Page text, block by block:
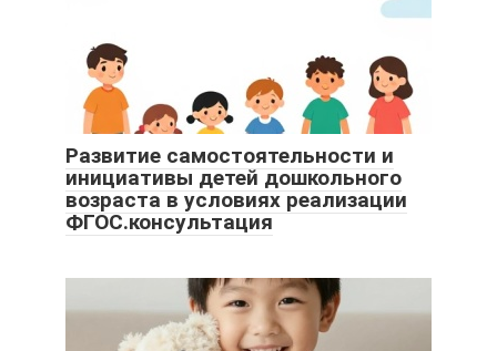
Развитие самостоятельности и
инициативы детей дошкольного
возраста в условиях реализации
ФГОС.консультация